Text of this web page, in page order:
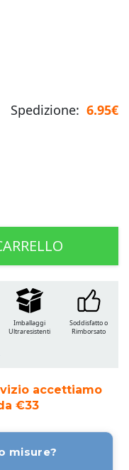
Spedizione: 6.95€
accettiamo
€33
misure?
Imballaggi
Ultraresistenti
Soddisfatto o
Rimborsato